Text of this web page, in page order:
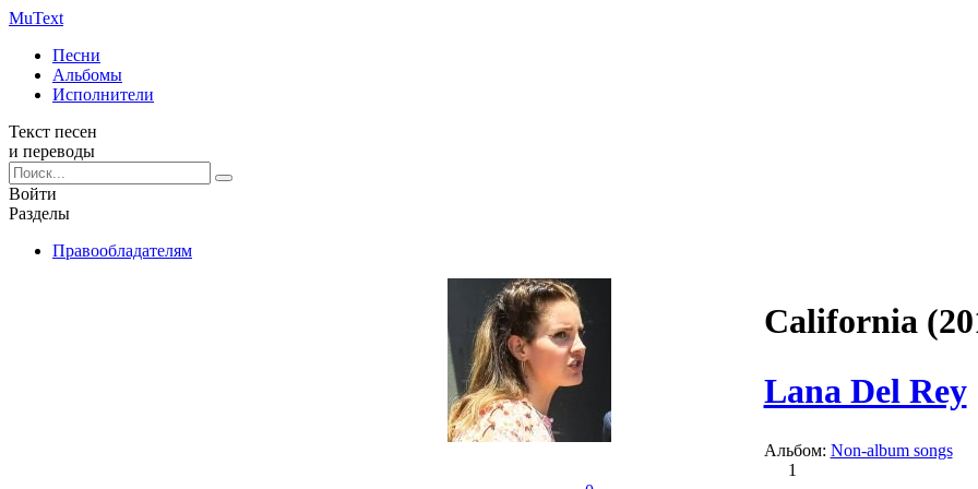
MuText
Песни
Альбомы
Исполнители
Текст песен
и переводы
Войти
Разделы
Правообладателям
California
Lana Del Rey
Альбом: Non-album songs
1